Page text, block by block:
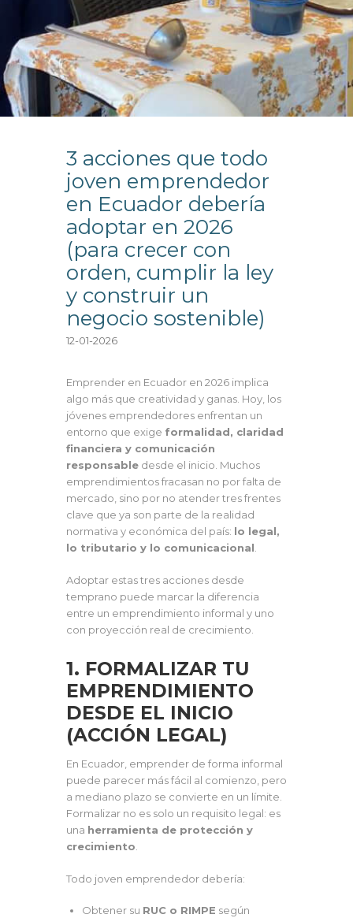
3 acciones que todo
joven emprendedor
en Ecuador debería
adoptar en 2026
(para crecer con
orden, cumplir la ley
y construir un
negocio sostenible)
12-01-2026
Emprender en Ecuador en 2026 implica
algo más que creatividad y ganas. Hoy, los
jóvenes emprendedores enfrentan un
entorno que exige formalidad, claridad
financiera y comunicación
responsable desde el inicio. Muchos
emprendimientos fracasan no por falta de
mercado, sino por no atender tres frentes
clave que ya son parte de la realidad
normativa y económica del país: lo legal,
lo tributario y lo comunicacional
Adoptar estas tres acciones desde
temprano puede marcar la diferencia
entre un emprendimiento informal y uno
con proyección real de crecimiento.
1. FORMALIZAR TU
EMPRENDIMIENTO
DESDE EL INICIO
(ACCIÓN LEGAL)
En Ecuador, emprender de forma informal
puede parecer más fácil al comienzo, pero
a mediano plazo se convierte en un límite.
Formalizar no es solo un requisito legal: es
una herramienta de protección y
crecimiento.
Todo joven emprendedor debería:
Obtener su RUC o RIMPE según